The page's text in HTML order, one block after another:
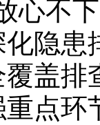
心不
隐患
盖排
点环